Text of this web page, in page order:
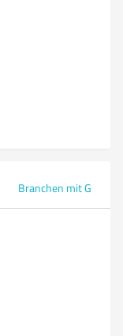
Branchen mit G